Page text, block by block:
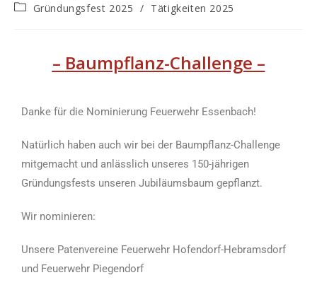
Gründungsfest 2025 / Tätigkeiten 2025
– Baumpflanz-Challenge –
Danke für die Nominierung Feuerwehr Essenbach!
Natürlich haben auch wir bei der Baumpflanz-Challenge
mitgemacht und anlässlich unseres 150-jährigen
Gründungsfests unseren Jubiläumsbaum gepflanzt.
Wir nominieren:
Unsere Patenvereine Feuerwehr Hofendorf-Hebramsdorf
und Feuerwehr Piegendorf